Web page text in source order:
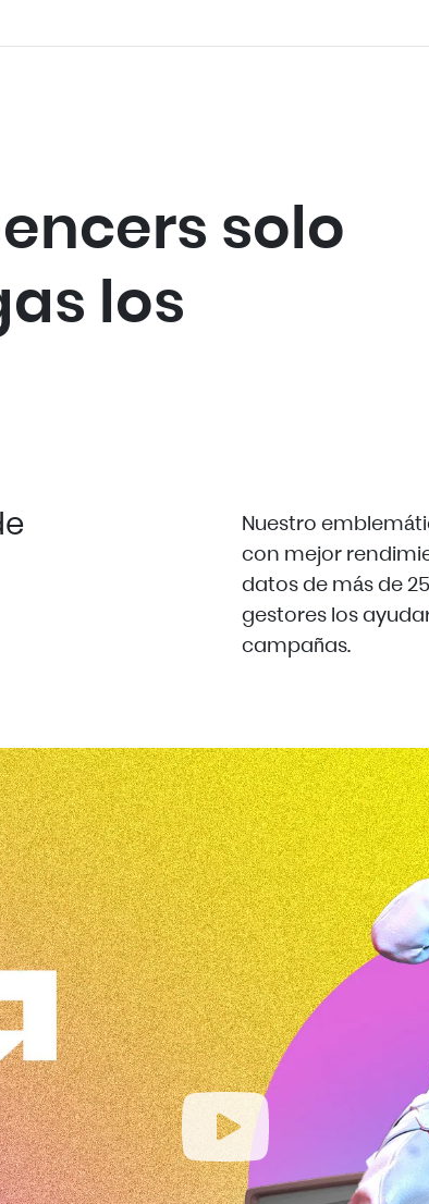
solo
los
Nuestro
con mejor
datos de más de
gestores los
campañas.